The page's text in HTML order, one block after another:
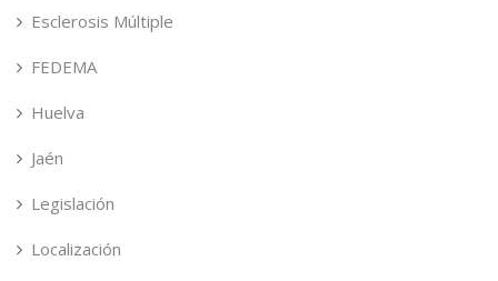
Esclerosis Múltiple
FEDEMA
Huelva
Jaén
Legislación
Localización